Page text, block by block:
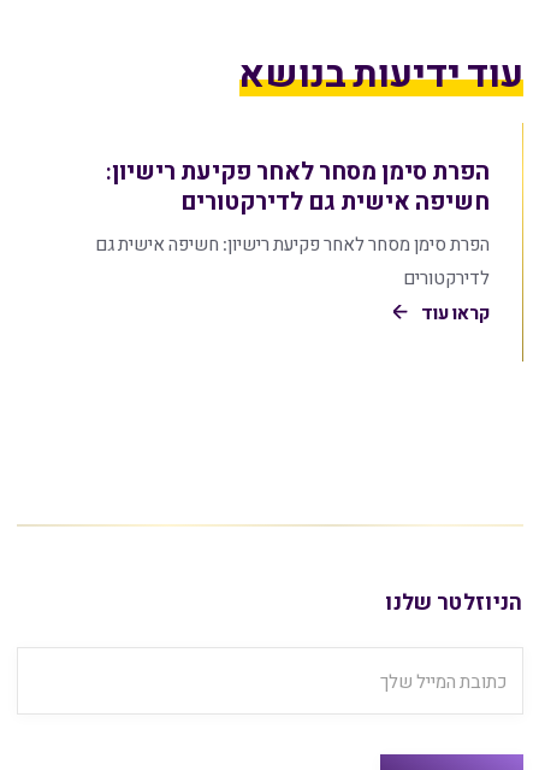
עוד ידיעות בנושא
הפרת סימן מסחר לאחר פקיעת רישיון:
חשיפה אישית גם לדירקטורים
הפרת סימן מסחר לאחר פקיעת רישיון: חשיפה אישית גם
לדירקטורים
קראו עוד
הניוזלטר שלנו